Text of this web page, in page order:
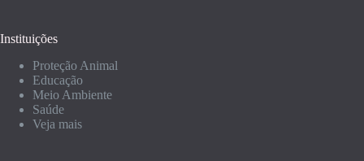
Instituições
Proteção Animal
Educação
Meio Ambiente
Saúde
Veja mais